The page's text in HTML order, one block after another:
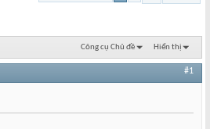
Công cụ Chủ đề Hiển thị
#1